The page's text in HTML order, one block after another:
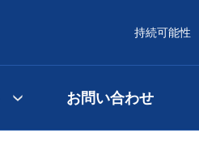
持続可能性
お問い合わせ